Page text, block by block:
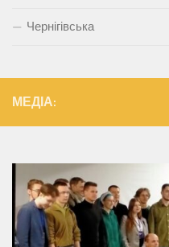
Чернігівська
МЕДІА: